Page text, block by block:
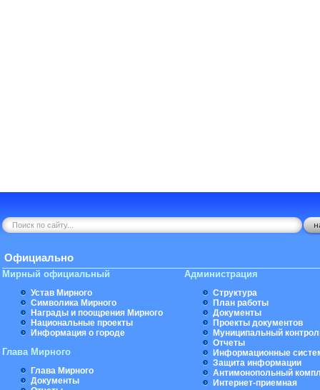
Официально
Мирный официальный
Устав Мирного
Символика Мирного
Награды и поощрения Мирного
Национальные проекты
Информация о городе
Глава Мирного
Глава Мирного
Документы
Администрация
Структура
План работы
Документы
Проекты документов
Муниципальный
Отчеты
Информационные
Защита информации
Антимонопольный
Интернет-приемная